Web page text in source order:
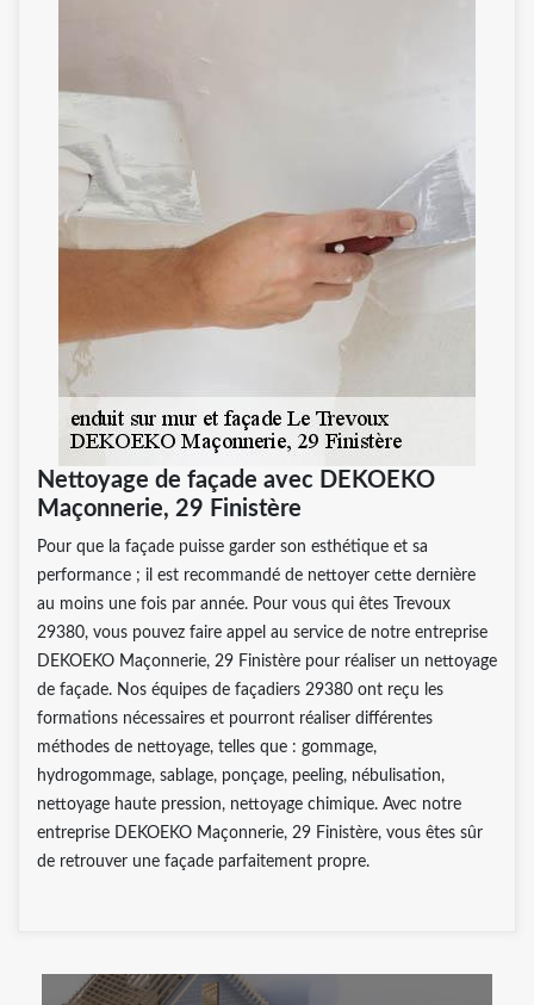
Nettoyage de façade avec DEKOEKO
Maçonnerie, 29 Finistère
Pour que la façade puisse garder son esthétique et sa
performance ; il est recommandé de nettoyer cette dernière
au moins une fois par année. Pour vous qui êtes Trevoux
29380, vous pouvez faire appel au service de notre entreprise
DEKOEKO Maçonnerie, 29 Finistère pour réaliser un nettoyage
de façade. Nos équipes de façadiers 29380 ont reçu les
formations nécessaires et pourront réaliser différentes
méthodes de nettoyage, telles que : gommage,
hydrogommage, sablage, ponçage, peeling, nébulisation,
nettoyage haute pression, nettoyage chimique. Avec notre
entreprise DEKOEKO Maçonnerie, 29 Finistère, vous êtes sûr
de retrouver une façade parfaitement propre.